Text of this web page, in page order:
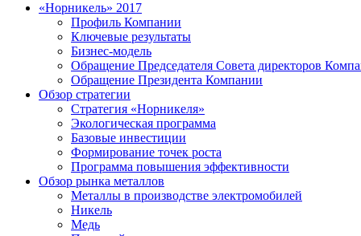
«Норникель» 2017
Профиль Компании
Ключевые результаты
Бизнес-модель
Обращение Председателя Совета директоров
Обращение Президента Компании
Обзор стратегии
Стратегия «Норникеля»
Экологическая программа
Базовые инвестиции
Формирование точек роста
Программа повышения эффективности
Обзор рынка металлов
Металлы в производстве электромобилей
Никель
Медь